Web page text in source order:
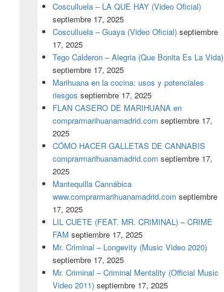
Cosculluela – LA QUE HAY (Video Oficial)
septiembre 17, 2025
Cosculluela – Guaya (Video Oficial) septiembre
17, 2025
Tego Calderon – Alegria (Que Bonita Es La Vida)
septiembre 17, 2025
Marihuana en la cocina: usos y potenciales
riesgos septiembre 17, 2025
FLAN CASERO DE MARIHUANA en
comprarmarihuanamadrid.com septiembre 17,
2025
CÓMO HACER GALLETAS DE CANNABIS
comprarmarihuanamadrid.com septiembre 17,
2025
Mantequilla Cannábica
www.comprarmarihuanamadrid.com septiembre
17, 2025
LIL CUETE (FEAT. MR. CRIMINAL) – CRIME
FAM septiembre 17, 2025
Mr. Criminal – Longevity (Music Video 2020)
septiembre 17, 2025
Mr. Criminal – Criminal Mentality (Official Music
Video 2011) septiembre 17, 2025